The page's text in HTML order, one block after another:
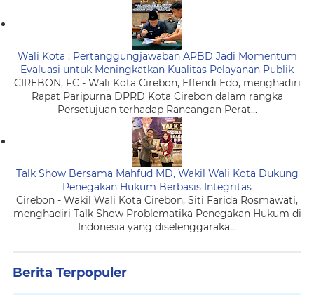
Wali Kota : Pertanggungjawaban APBD Jadi Momentum
Evaluasi untuk Meningkatkan Kualitas Pelayanan Publik
CIREBON, FC - Wali Kota Cirebon, Effendi Edo, menghadiri
Rapat Paripurna DPRD Kota Cirebon dalam rangka
Persetujuan terhadap Rancangan Perat...
Talk Show Bersama Mahfud MD, Wakil Wali Kota Dukung
Penegakan Hukum Berbasis Integritas
Cirebon - Wakil Wali Kota Cirebon, Siti Farida Rosmawati,
menghadiri Talk Show Problematika Penegakan Hukum di
Indonesia yang diselenggaraka...
Berita Terpopuler